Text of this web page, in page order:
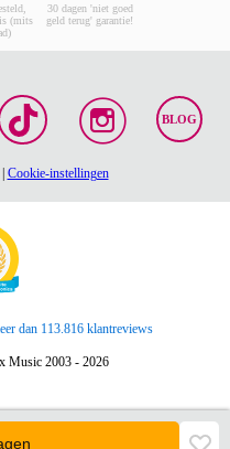
(mits
30 dagen 'niet goed
geld terug' garantie!
BLOG
Cookie-instellingen
dan 113.816 klantreviews
Music 2003 - 2026